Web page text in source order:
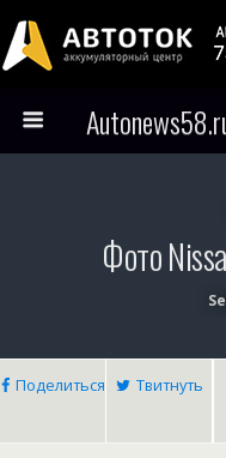
Фото
Поделиться Твитнуть